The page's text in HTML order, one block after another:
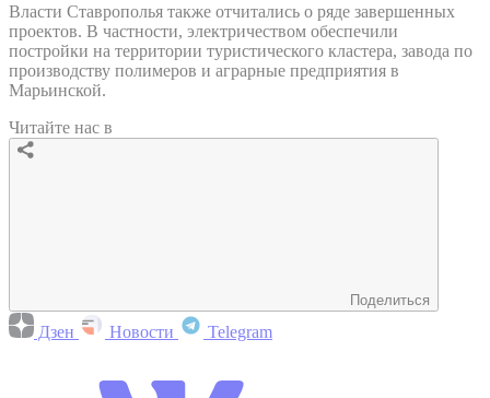
Власти Ставрополья также отчитались о ряде завершенных
проектов. В частности, электричеством обеспечили
постройки на территории туристического кластера, завода по
производству полимеров и аграрные предприятия в
Марьинской.
Читайте нас в
Поделиться
Дзен Новости Telegram